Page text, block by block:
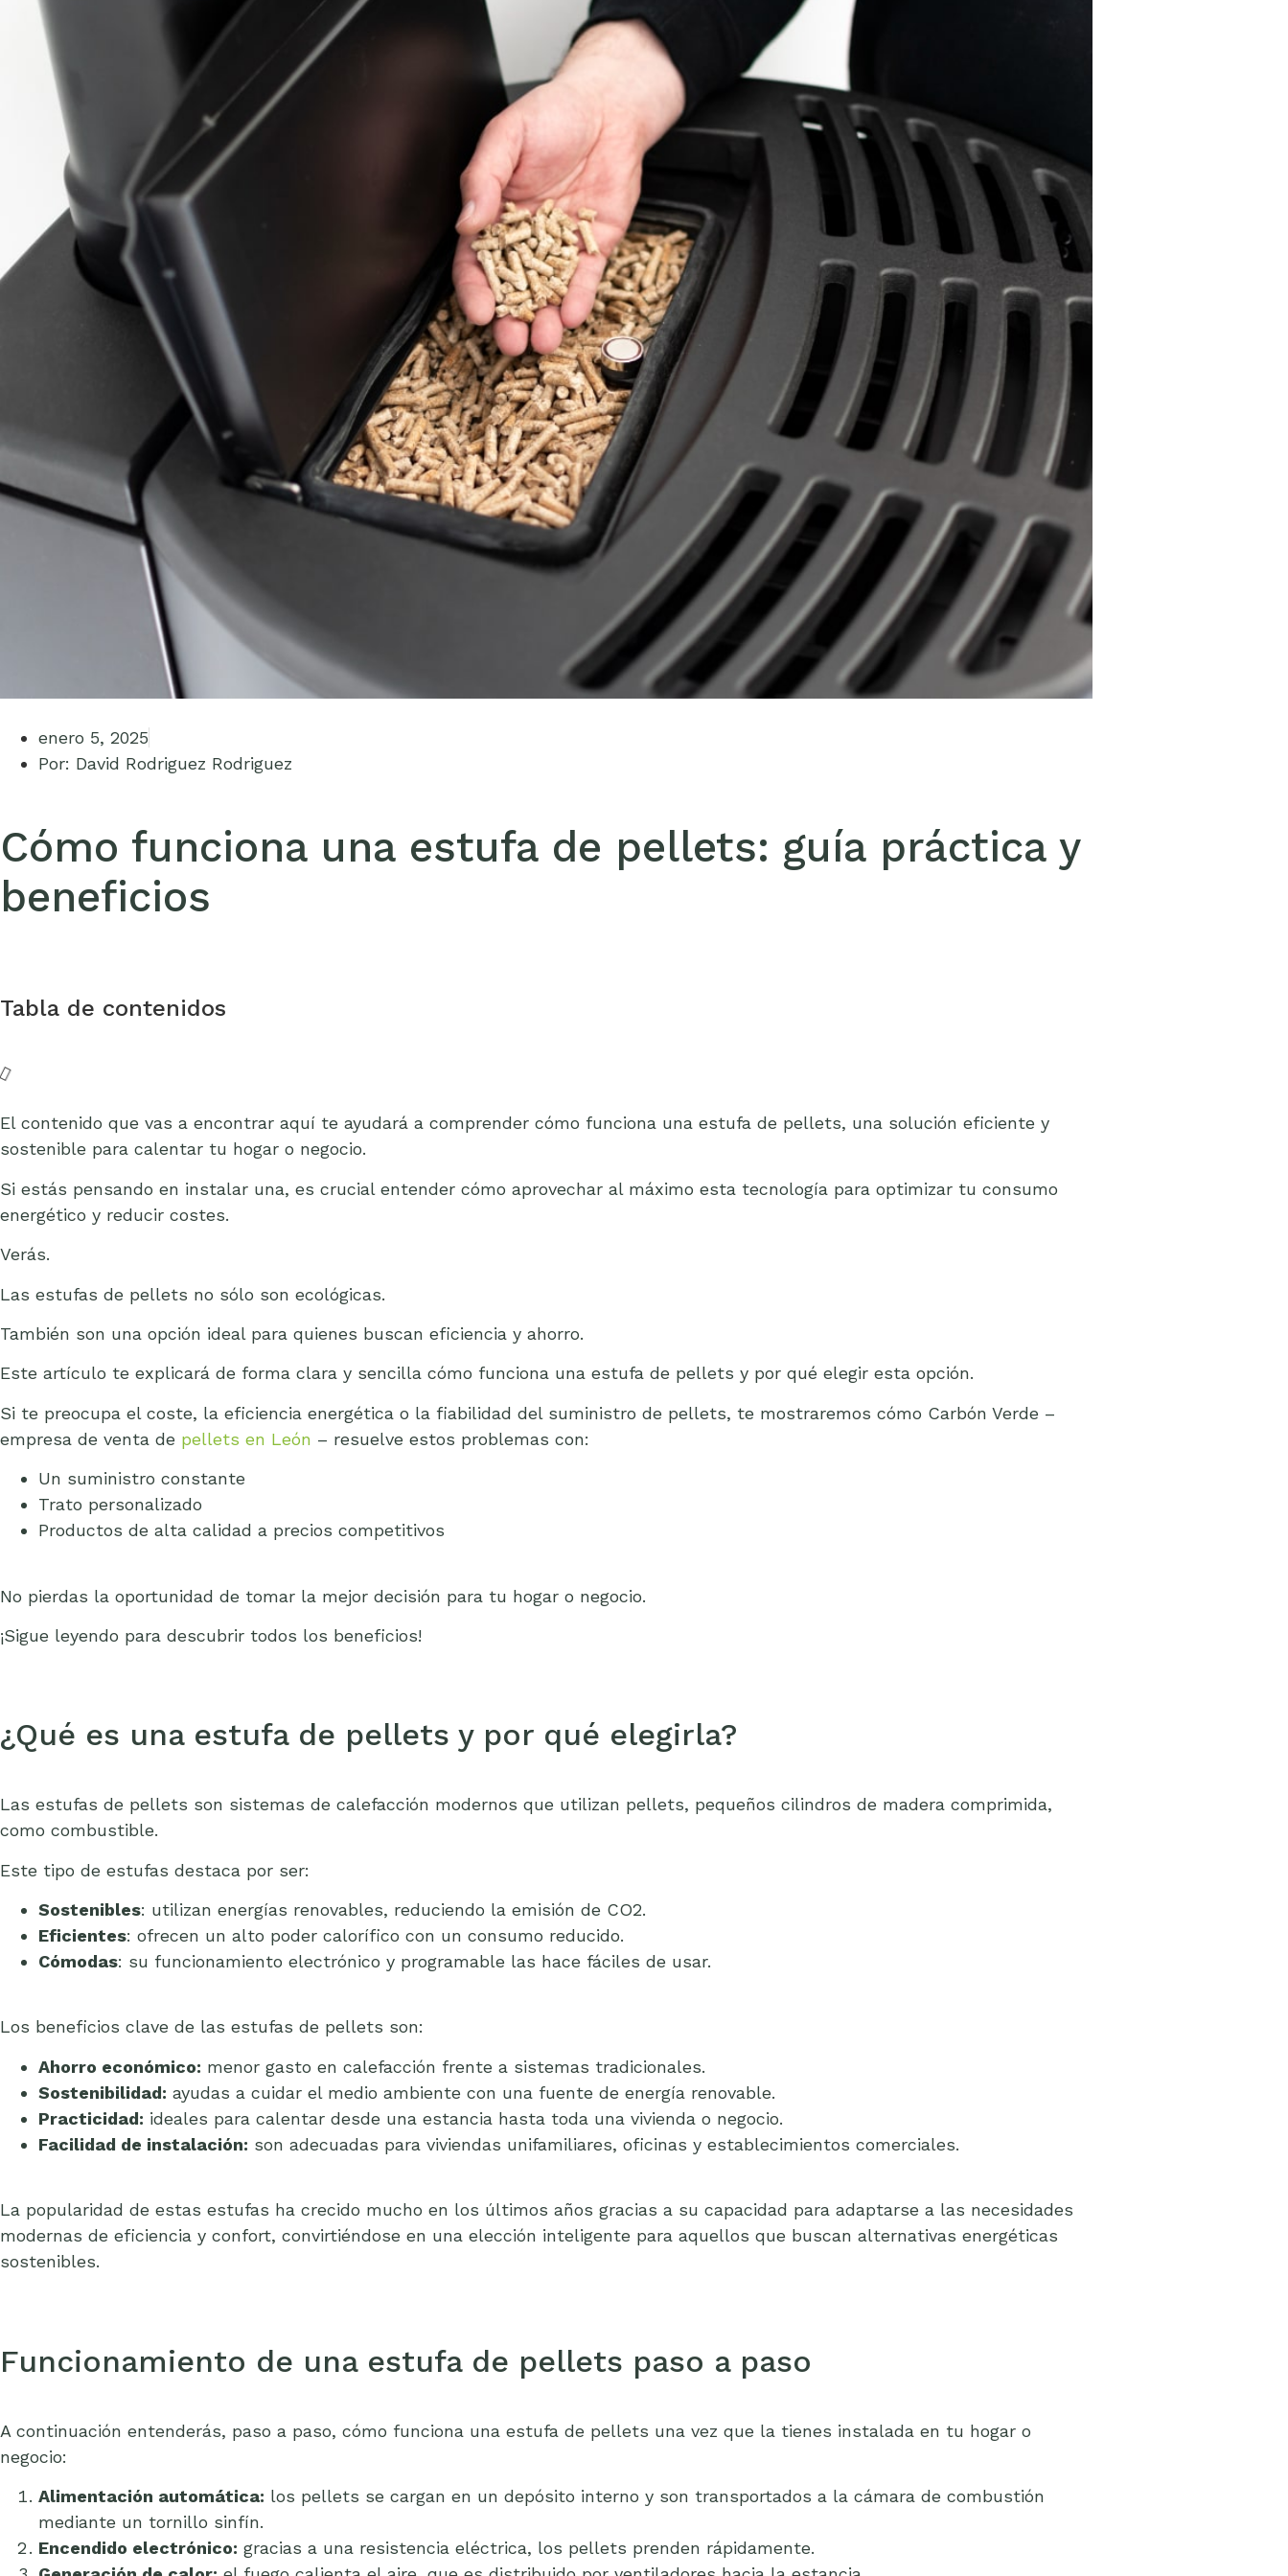
enero 5, 2025
Por: David Rodriguez Rodriguez
Cómo funciona una estufa de pellets: guía práctica y
beneficios
Tabla de contenidos
El contenido que vas a encontrar aquí te ayudará a comprender cómo funciona una estufa de pellets, una solución eficiente y
sostenible para calentar tu hogar o negocio.
Si estás pensando en instalar una, es crucial entender cómo aprovechar al máximo esta tecnología para optimizar tu consumo
energético y reducir costes.
Verás.
Las estufas de pellets no sólo son ecológicas.
También son una opción ideal para quienes buscan eficiencia y ahorro.
Este artículo te explicará de forma clara y sencilla cómo funciona una estufa de pellets y por qué elegir esta opción.
Si te preocupa el coste, la eficiencia energética o la fiabilidad del suministro de pellets, te mostraremos cómo Carbón Verde –
empresa de venta de pellets en León – resuelve estos problemas con:
Un suministro constante
Trato personalizado
Productos de alta calidad a precios competitivos
No pierdas la oportunidad de tomar la mejor decisión para tu hogar o negocio.
¡Sigue leyendo para descubrir todos los beneficios!
¿Qué es una estufa de pellets y por qué elegirla?
Las estufas de pellets son sistemas de calefacción modernos que utilizan pellets, pequeños cilindros de madera comprimida,
como combustible.
Este tipo de estufas destaca por ser:
Sostenibles: utilizan energías renovables, reduciendo la emisión de CO2.
Eficientes: ofrecen un alto poder calorífico con un consumo reducido.
Cómodas: su funcionamiento electrónico y programable las hace fáciles de usar.
Los beneficios clave de las estufas de pellets son:
Ahorro económico: menor gasto en calefacción frente a sistemas tradicionales.
Sostenibilidad: ayudas a cuidar el medio ambiente con una fuente de energía renovable.
Practicidad: ideales para calentar desde una estancia hasta toda una vivienda o negocio.
Facilidad de instalación: son adecuadas para viviendas unifamiliares, oficinas y establecimientos comerciales.
La popularidad de estas estufas ha crecido mucho en los últimos años gracias a su capacidad para adaptarse a las necesidades
modernas de eficiencia y confort, convirtiéndose en una elección inteligente para aquellos que buscan alternativas energéticas
sostenibles.
Funcionamiento de una estufa de pellets paso a paso
A continuación entenderás, paso a paso, cómo funciona una estufa de pellets una vez que la tienes instalada en tu hogar o
negocio:
Alimentación automática: los pellets se cargan en un depósito interno y son transportados a la cámara de combustión
mediante un tornillo sinfín.
Encendido electrónico: gracias a una resistencia eléctrica, los pellets prenden rápidamente.